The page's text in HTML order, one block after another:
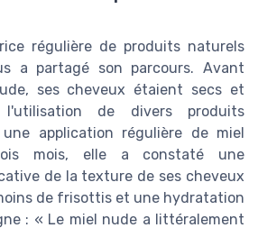
régulière de produits naturels
a partagé son parcours. Avant
ses cheveux étaient secs et
l'utilisation de divers produits
application régulière de miel
mois, elle a constaté une
de la texture de ses cheveux
de frisottis et une hydratation
: « Le miel nude a littéralement